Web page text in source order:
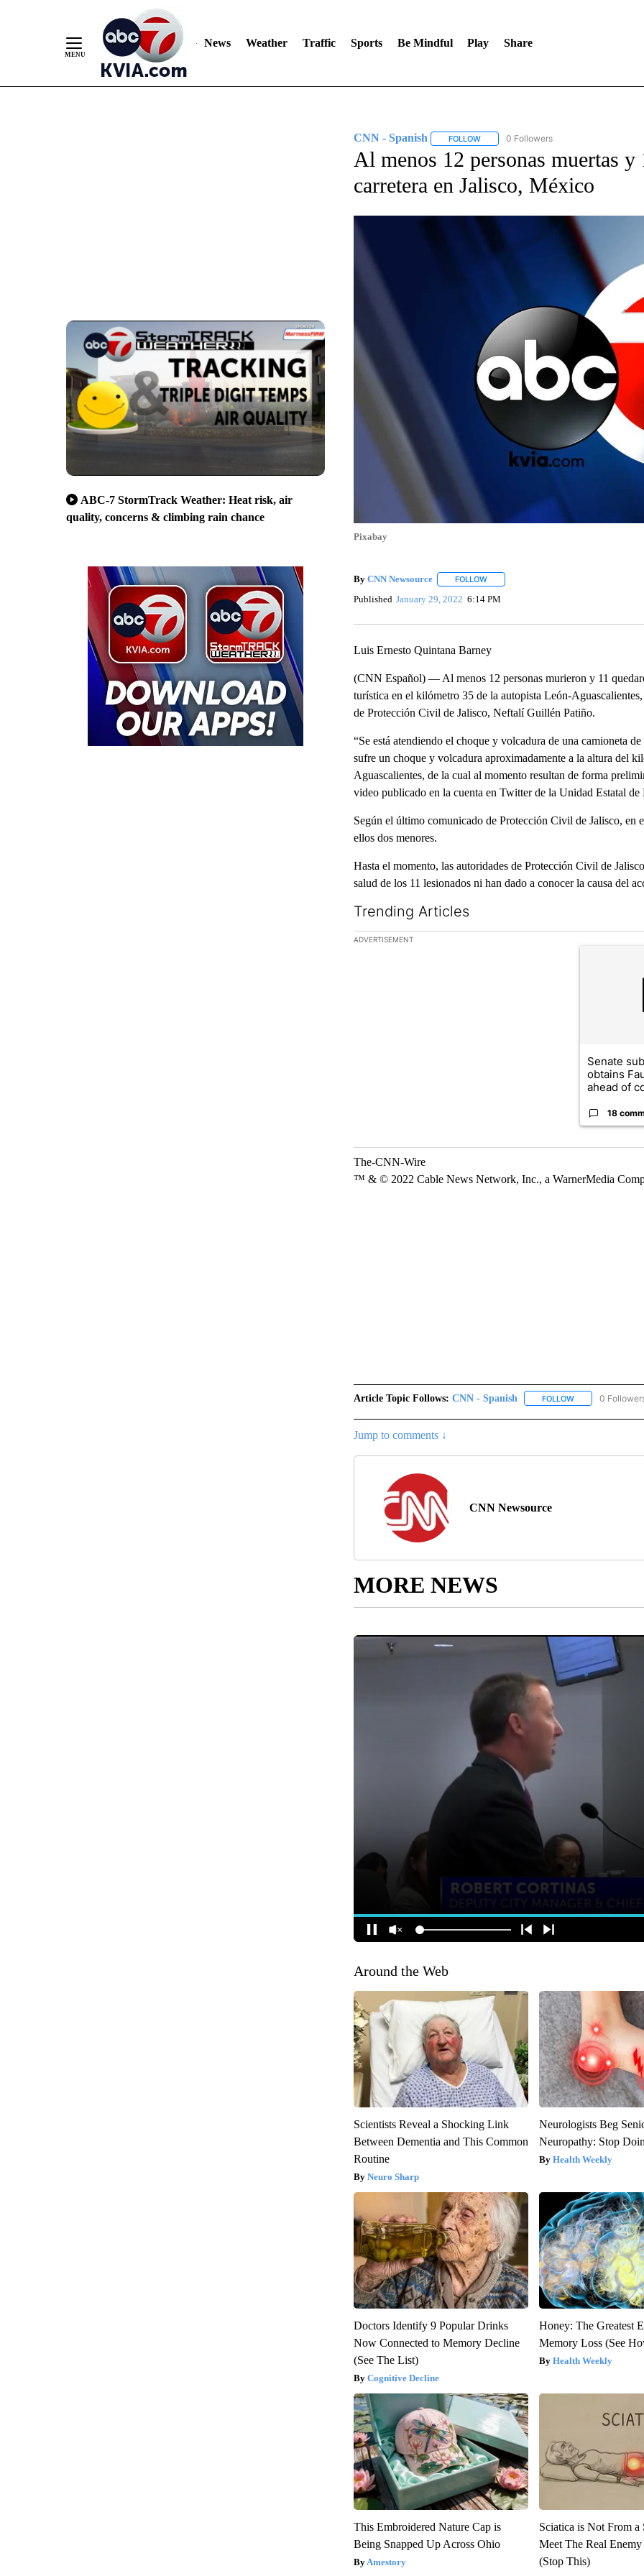
News Weather Traffic Sports Be Mindful Play Share
ABC-7 StormTrack Weather: Heat risk, air
quality, concerns & climbing rain chance
CNN - Spanish FOLLOWFOLLOW "CNN - SPANISH" TO RECEIVE
0 Followers
Al menos 12 personas muertas y
carretera en Jalisco, México
Pixabay
By CNN Newsource FOLLOWFOLLOW "" TO RECEIVE NOTIFICATIONS
Published January 29, 2022 6:14 PM
Luis Ernesto Quintana Barney
(CNN Español) — Al menos 12 personas murieron y 11
turística en el kilómetro 35 de la autopista León-
de Protección Civil de Jalisco, Neftalí Guillén Patiño.
“Se está atendiendo el choque y volcadura de una camioneta
sufre un choque y volcadura aproximadamente a la altura del
Aguascalientes, de la cual al momento resultan de forma
video publicado en la cuenta en Twitter de la Unidad Estatal
Según el último comunicado de Protección Civil de Jalisco, en
ellos dos menores.
Hasta el momento, las autoridades de Protección Civil de
salud de los 11 lesionados ni han dado a conocer la causa del
Trending Articles
The following is a list of the most commented articles in the
ADVERTISEMENT
A trending
Senate
obtains
ahead of
18
The-CNN-Wire
™ & © 2022 Cable News Network, Inc., a WarnerMedia
Article Topic Follows: CNN - Spanish FOLLOWFOLLOW "CNN -
0
Jump to comments ↓
CNN Newsource
MORE NEWS
Around the Web
Scientists Reveal a Shocking Link
Between Dementia and This Common
Routine
Neuro Sharp
Neurologists Beg
Neuropathy: Stop
Health Weekly
Doctors Identify 9 Popular Drinks
Now Connected to Memory Decline
(See The List)
Cognitive Decline
Honey: The Greatest
Memory Loss (See
Health Weekly
This Embroidered Nature Cap is
Being Snapped Up Across Ohio
Amestory
Sciatica is Not From a
Meet The Real
(Stop This)